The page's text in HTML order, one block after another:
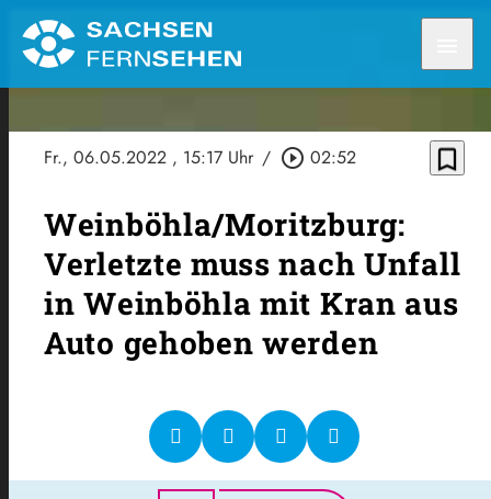
Fr., 06.05.2022 , 15:17 Uhr / play_circle_outline 02:52 bookmark_border
Weinböhla/Moritzburg:
Verletzte muss nach Unfall
in Weinböhla mit Kran aus
Auto gehoben werden